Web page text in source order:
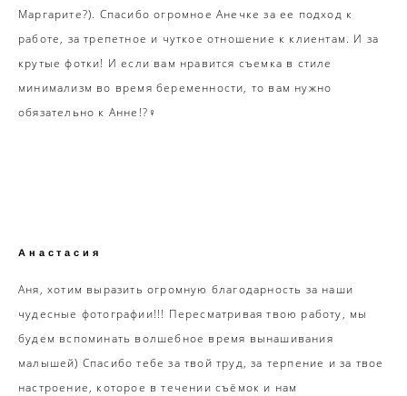
Маргарите?). Спасибо огромное Анечке за ее подход к
работе, за трепетное и чуткое отношение к клиентам. И за
крутые фотки! И если вам нравится съемка в стиле
минимализм во время беременности, то вам нужно
обязательно к Анне!?‍♀️
Анастасия
Аня, хотим выразить огромную благодарность за наши
чудесные фотографии!!! Пересматривая твою работу, мы
будем вспоминать волшебное время вынашивания
малышей) Спасибо тебе за твой труд, за терпение и за твое
настроение, которое в течении съёмок и нам